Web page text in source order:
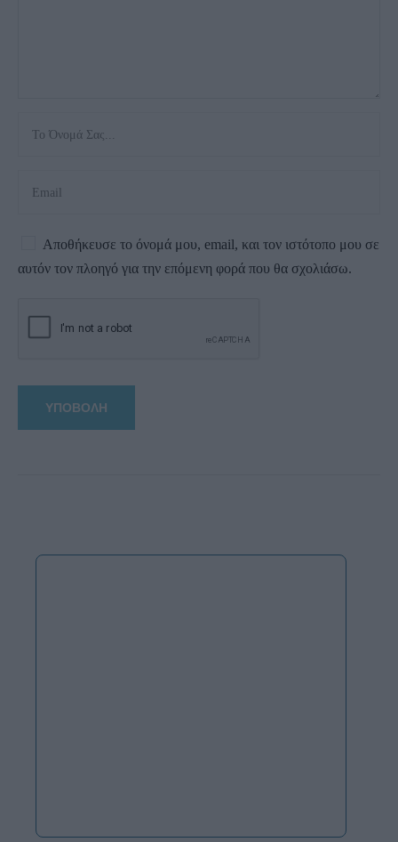
Αποθήκευσε το όνομά μου, email, και τον ιστότοπο μου σε
αυτόν τον πλοηγό για την επόμενη φορά που θα σχολιάσω.